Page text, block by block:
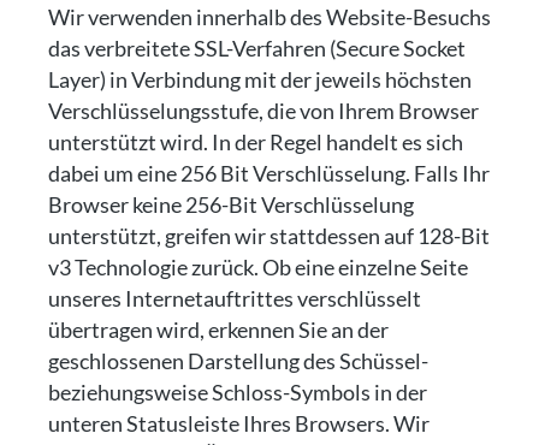
Wir verwenden innerhalb des Website-Besuchs
das verbreitete SSL-Verfahren (Secure Socket
Layer) in Verbindung mit der jeweils höchsten
Verschlüsselungsstufe, die von Ihrem Browser
unterstützt wird. In der Regel handelt es sich
dabei um eine 256 Bit Verschlüsselung. Falls Ihr
Browser keine 256-Bit Verschlüsselung
unterstützt, greifen wir stattdessen auf 128-Bit
v3 Technologie zurück. Ob eine einzelne Seite
unseres Internetauftrittes verschlüsselt
übertragen wird, erkennen Sie an der
geschlossenen Darstellung des Schüssel-
beziehungsweise Schloss-Symbols in der
unteren Statusleiste Ihres Browsers. Wir